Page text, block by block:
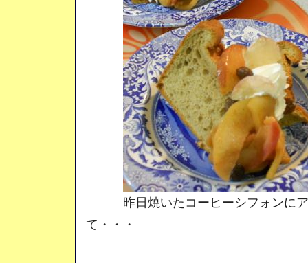
昨日焼いたコーヒーシフォンにア
て・・・